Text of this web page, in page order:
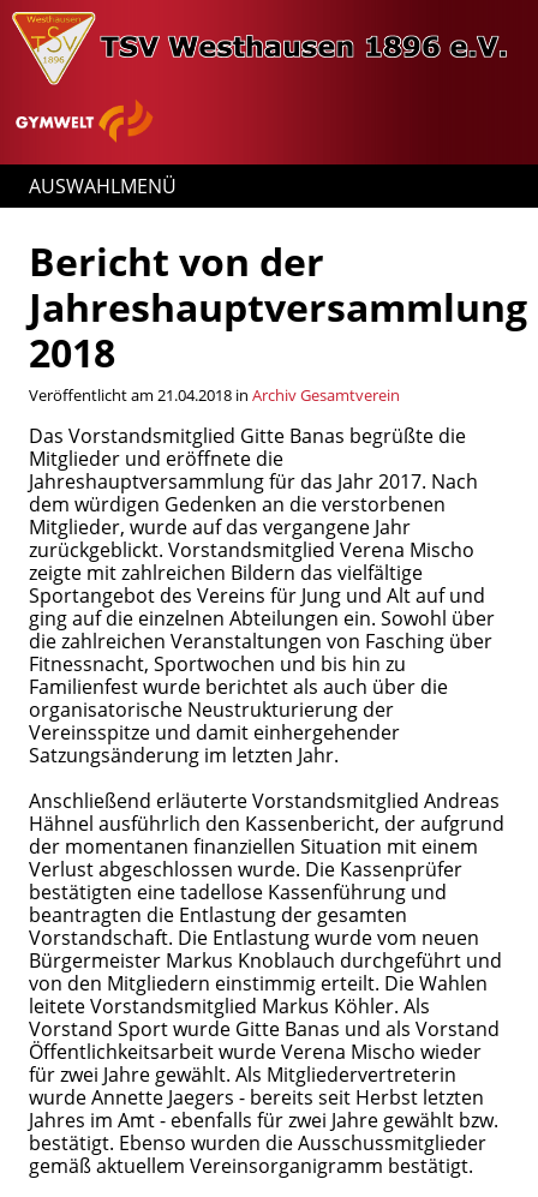
AUSWAHLMENÜ
Bericht von der
Jahreshauptversammlung
2018
Veröffentlicht am 21.04.2018 in Archiv Gesamtverein
Das Vorstandsmitglied Gitte Banas begrüßte die
Mitglieder und eröffnete die
Jahreshauptversammlung für das Jahr 2017. Nach
dem würdigen Gedenken an die verstorbenen
Mitglieder, wurde auf das vergangene Jahr
zurückgeblickt. Vorstandsmitglied Verena Mischo
zeigte mit zahlreichen Bildern das vielfältige
Sportangebot des Vereins für Jung und Alt auf und
ging auf die einzelnen Abteilungen ein. Sowohl über
die zahlreichen Veranstaltungen von Fasching über
Fitnessnacht, Sportwochen und bis hin zu
Familienfest wurde berichtet als auch über die
organisatorische Neustrukturierung der
Vereinsspitze und damit einhergehender
Satzungsänderung im letzten Jahr.
Anschließend erläuterte Vorstandsmitglied Andreas
Hähnel ausführlich den Kassenbericht, der aufgrund
der momentanen finanziellen Situation mit einem
Verlust abgeschlossen wurde. Die Kassenprüfer
bestätigten eine tadellose Kassenführung und
beantragten die Entlastung der gesamten
Vorstandschaft. Die Entlastung wurde vom neuen
Bürgermeister Markus Knoblauch durchgeführt und
von den Mitgliedern einstimmig erteilt. Die Wahlen
leitete Vorstandsmitglied Markus Köhler. Als
Vorstand Sport wurde Gitte Banas und als Vorstand
Öffentlichkeitsarbeit wurde Verena Mischo wieder
für zwei Jahre gewählt. Als Mitgliedervertreterin
wurde Annette Jaegers - bereits seit Herbst letzten
Jahres im Amt - ebenfalls für zwei Jahre gewählt bzw.
bestätigt. Ebenso wurden die Ausschussmitglieder
gemäß aktuellem Vereinsorganigramm bestätigt.